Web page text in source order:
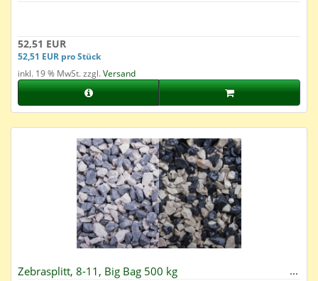
52,51 EUR
52,51 EUR pro Stück
inkl. 19 % MwSt. zzgl.Versand
Zebrasplitt, 8-11, Big Bag 500 kg